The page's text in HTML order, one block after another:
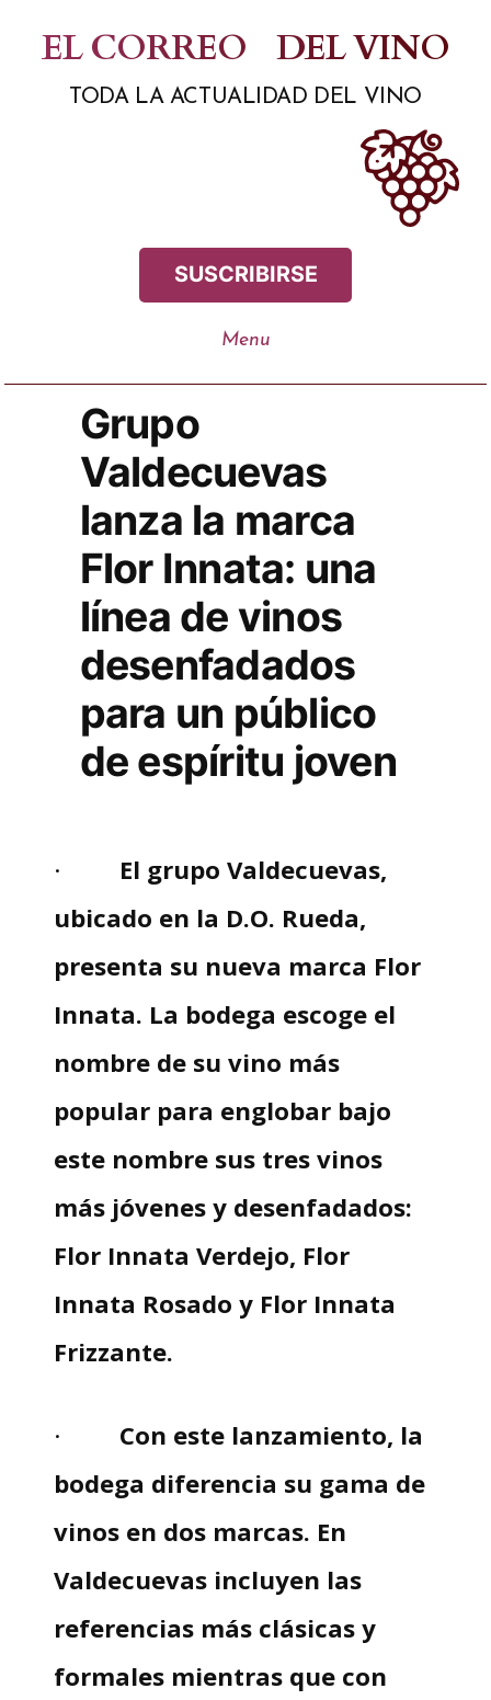
contenido
EL CORREO DEL VINO
TODA LA ACTUALIDAD DEL VINO
SUSCRIBIRSE
Grupo
Valdecuevas
lanza la marca
Flor Innata: una
línea de vinos
desenfadados
para un público
de espíritu joven
· El grupo Valdecuevas,
ubicado en la D.O. Rueda,
presenta su nueva marca Flor
Innata. La bodega escoge el
nombre de su vino más
popular para englobar bajo
este nombre sus tres vinos
más jóvenes y desenfadados:
Flor Innata Verdejo, Flor
Innata Rosado y Flor Innata
Frizzante.
· Con este lanzamiento, la
bodega diferencia su gama de
vinos en dos marcas. En
Valdecuevas incluyen las
referencias más clásicas y
formales mientras que con